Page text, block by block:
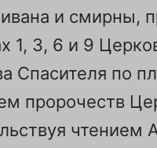
и смирны,
1, 3, 6 и 9
Спасителя по
пророчеств
чтением